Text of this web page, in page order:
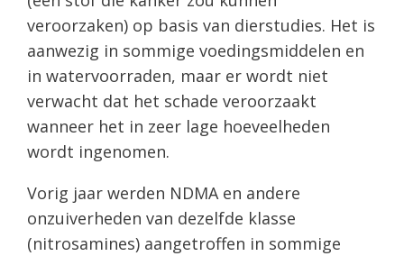
veroorzaken) op basis van dierstudies. Het is
aanwezig in sommige voedingsmiddelen en
in watervoorraden, maar er wordt niet
verwacht dat het schade veroorzaakt
wanneer het in zeer lage hoeveelheden
wordt ingenomen.
Vorig jaar werden NDMA en andere
onzuiverheden van dezelfde klasse
(nitrosamines) aangetroffen in sommige